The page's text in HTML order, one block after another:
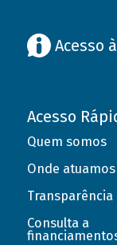
Acesso
Acesso
Quem somos
Onde atuamos
Transparência
Consulta a